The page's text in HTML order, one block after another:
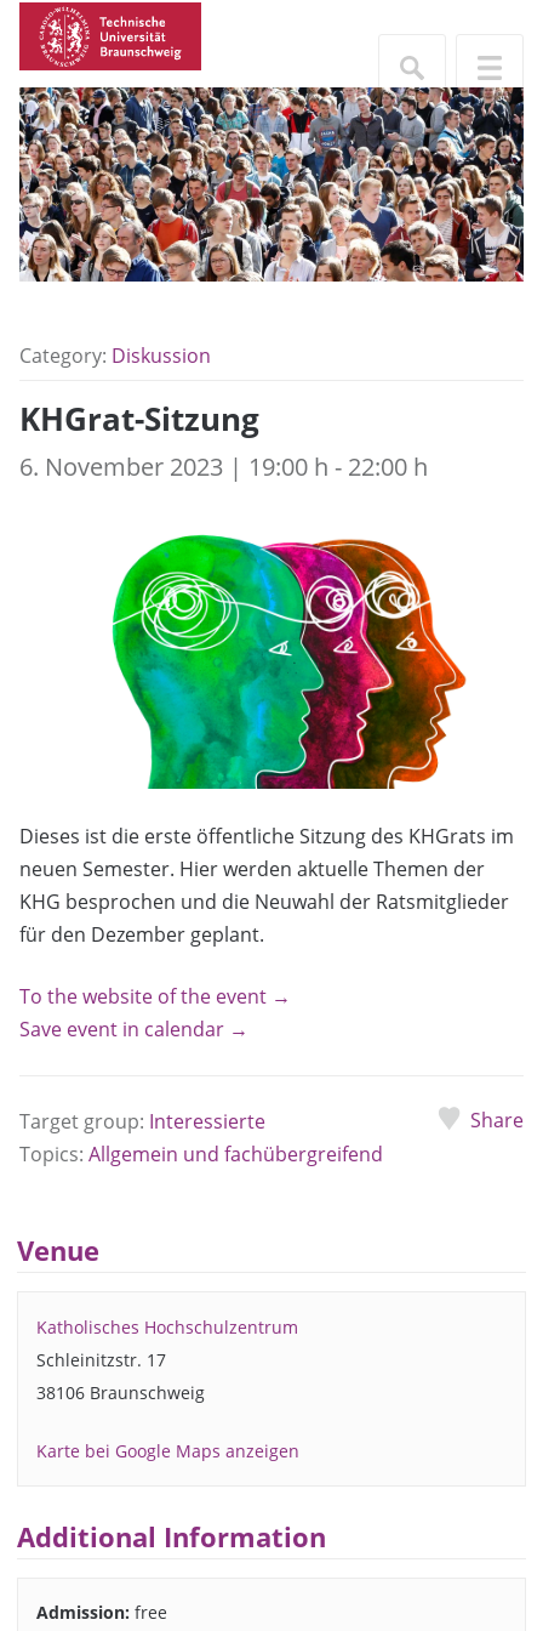
Category: Diskussion
KHGrat-Sitzung
6. November 2023 | 19:00 h - 22:00 h
Dieses ist die erste öffentliche Sitzung des KHGrats im
neuen Semester. Hier werden aktuelle Themen der
KHG besprochen und die Neuwahl der Ratsmitglieder
für den Dezember geplant.
To the website of the event →
Save event in calendar →
Target group: Interessierte
Topics: Allgemein und fachübergreifend
Share
Venue
Katholisches Hochschulzentrum
Schleinitzstr. 17
38106 Braunschweig
Karte bei Google Maps anzeigen
Additional Information
Admission: free